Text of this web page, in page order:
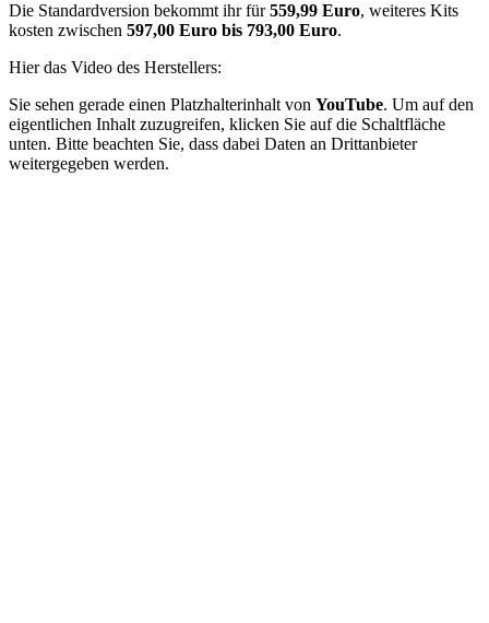
Die Standardversion bekommt ihr für559,99 Euro, weiteres Kits
kosten zwischen 597,00 Euro bis 793,00 Euro.
Hier das Video des Herstellers:
Sie sehen gerade einen Platzhalterinhalt von YouTube. Um auf den
eigentlichen Inhalt zuzugreifen, klicken Sie auf die Schaltfläche
unten. Bitte beachten Sie, dass dabei Daten an Drittanbieter
weitergegeben werden.